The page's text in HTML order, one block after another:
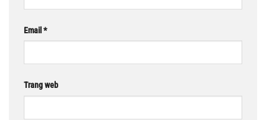
Email *
Trang web